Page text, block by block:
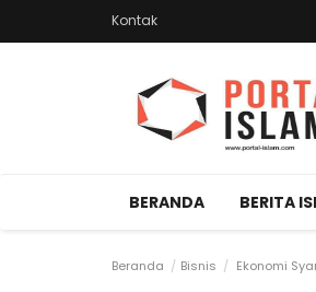
Kontak
BERANDA BERITA
Beranda Bisnis Ekonomi